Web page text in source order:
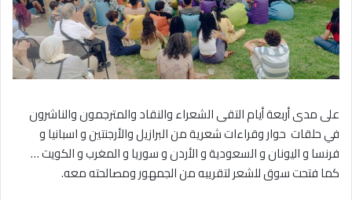
على مدى أربعة أيام التقى الشعراء والنقاد والمترجمون والناشرون
في حلقات حوار وقراءات شعرية من البرازيل والأرجنتين و اسبانيا و
فرنسا و اليونان و السعودية و الأردن و سوريا و المغرب و الكويت …
كما فتحت سوق للشعر لتقريبه من الجمهور ومصالحته معه.